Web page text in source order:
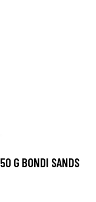
G BONDI SANDS